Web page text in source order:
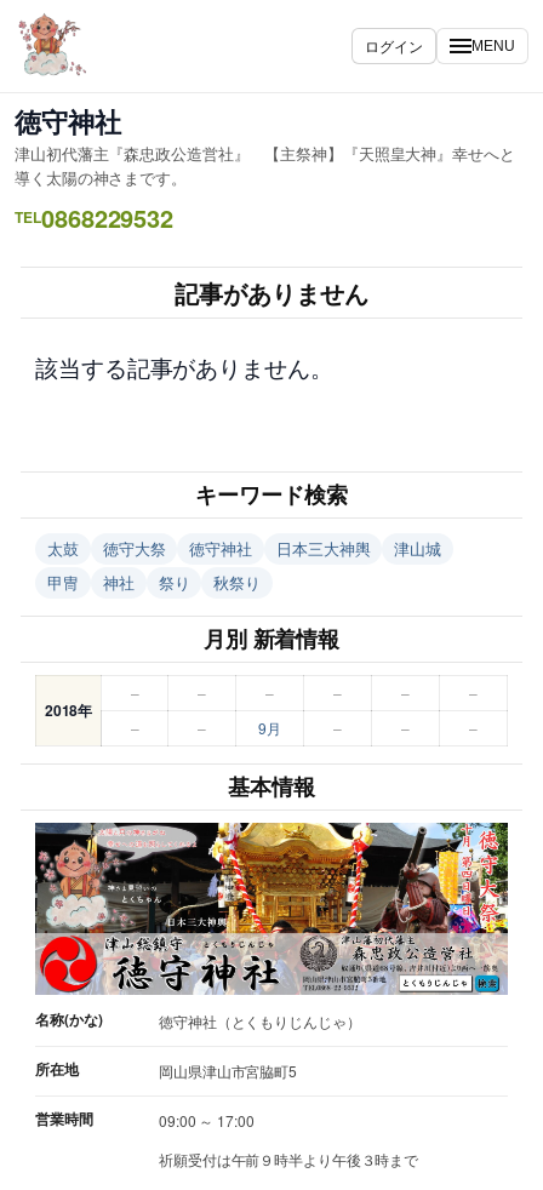
内
容
ス
キ
ッ
プ
ログイン MENU
徳守神社
津山初代藩主『森忠政公造営社』 【主祭神】『天照皇大神』幸せへと
導く太陽の神さまです。
TEL0868229532
記事がありません
該当する記事がありません。
キーワード検索
太鼓 徳守大祭 徳守神社 日本三大神輿
津山城
甲冑
神社 祭り 秋祭り
月別 新着情報
2018年
– – – – –
–
–
– 9月 – – –
基本情報
名称(かな) 徳守神社（とくもりじんじゃ）
所在地 岡山県津山市宮脇町5
営業時間
09:00 ～ 17:00
祈願受付は午前９時半より午後３時まで